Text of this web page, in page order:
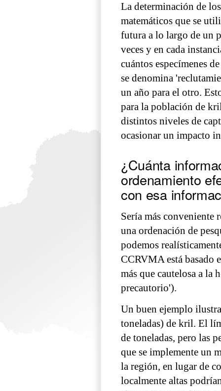
La determinación de
matemáticos que se
futura a lo largo de un
veces y en cada
cuántos especímenes
se denomina
un año para el otro.
para la población de
distintos niveles de
ocasionar un impacto
¿Cuánta
ordenamiento
con esa
Sería más conveniente
una ordenación de
podemos
CCRVMA está basado
más que cautelosa a la
precautorio').
Un buen ejemplo
toneladas) de kril. El
de toneladas, pero las
que se implemente un
la región, en lugar de
localmente altas